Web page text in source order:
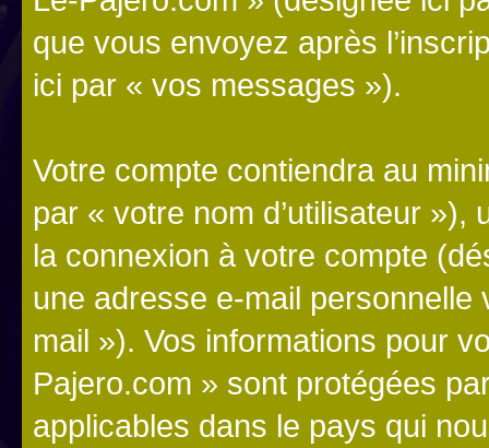
que vous envoyez après
ici par « vos messages »).
Votre compte contiendra au
par « votre nom d’utilisateur
la connexion à votre compte
une adresse e-mail
mail »). Vos informations pour
Pajero.com » sont protégées
applicables dans le pays qui